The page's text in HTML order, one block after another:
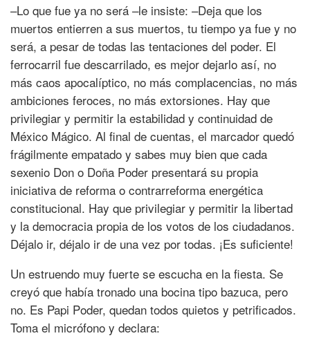
–Lo que fue ya no será –le insiste: –Deja que los
muertos entierren a sus muertos, tu tiempo ya fue y no
será, a pesar de todas las tentaciones del poder. El
ferrocarril fue descarrilado, es mejor dejarlo así, no
más caos apocalíptico, no más complacencias, no más
ambiciones feroces, no más extorsiones. Hay que
privilegiar y permitir la estabilidad y continuidad de
México Mágico. Al final de cuentas, el marcador quedó
frágilmente empatado y sabes muy bien que cada
sexenio Don o Doña Poder presentará su propia
iniciativa de reforma o contrarreforma energética
constitucional. Hay que privilegiar y permitir la libertad
y la democracia propia de los votos de los ciudadanos.
Déjalo ir, déjalo ir de una vez por todas. ¡Es suficiente!
Un estruendo muy fuerte se escucha en la fiesta. Se
creyó que había tronado una bocina tipo bazuca, pero
no. Es Papi Poder, quedan todos quietos y petrificados.
Toma el micrófono y declara: